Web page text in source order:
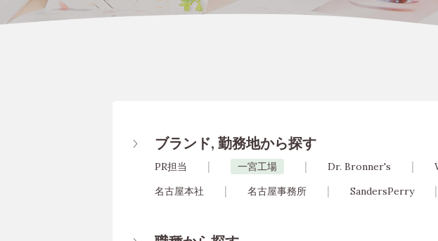
ブランド, 勤務地から探す
PR担当 一宮工場 Dr. Bronner's
名古屋本社
名古屋事務所 SandersPerry